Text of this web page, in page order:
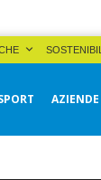
AZIENDE